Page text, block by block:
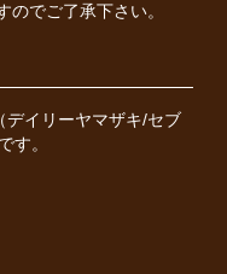
でご了承下さい。
デイリーヤマザキ/セブ
す。